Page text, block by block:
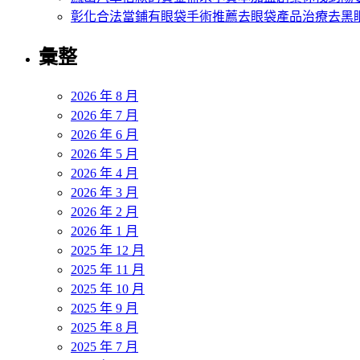
彰化合法當鋪有眼袋手術推薦去眼袋產品治療去黑
彙整
2026 年 8 月
2026 年 7 月
2026 年 6 月
2026 年 5 月
2026 年 4 月
2026 年 3 月
2026 年 2 月
2026 年 1 月
2025 年 12 月
2025 年 11 月
2025 年 10 月
2025 年 9 月
2025 年 8 月
2025 年 7 月